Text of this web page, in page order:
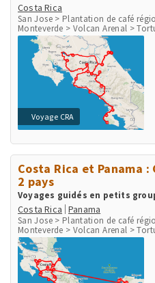
Costa Rica
San Jose > Plantation de café
Monteverde > Volcan Arenal >
San Gerardo de Dota > Péninsule
de Manuel Antonio > Playa
& Carara
Voyage CRA
Costa Rica et Panama
2 pays
Voyages guidés en petits
Costa Rica Panama
San Jose > Plantation de café
Monteverde > Volcan Arenal >
San Gerardo de Dota > Péninsule
de Manuel Antonio > Playa
& Carara > Aéroport et ville de
Embera > Parc National Chagres